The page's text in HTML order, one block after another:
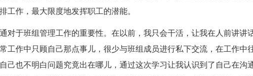
工作，最大限度地发挥职工的潜能。
对于班组管理工作的重要性。在以前，我只会干活，让我在人前讲讲
工作中只顾自己那点事儿，很少与班组成员进行私下交流，在工作中
己也不明白问题究竟出在哪儿，通过这次学习让我认识到了自己在沟